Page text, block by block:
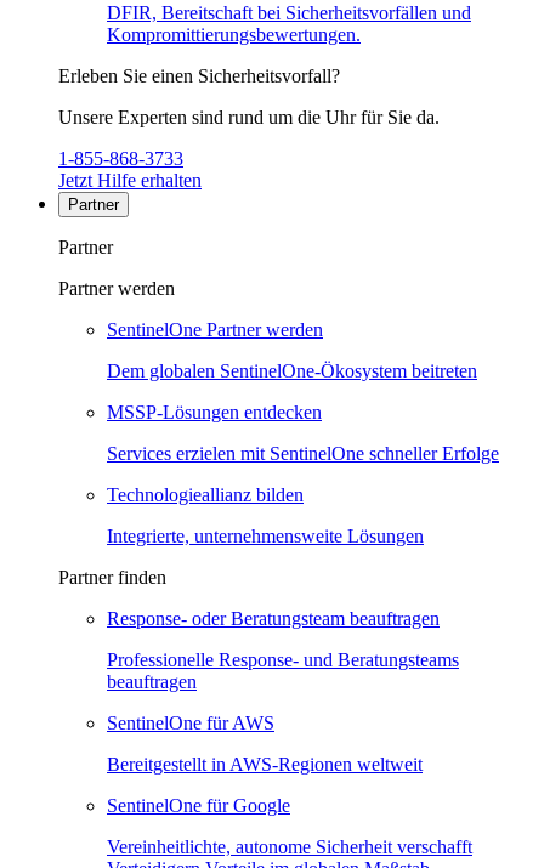
DFIR, Bereitschaft bei Sicherheitsvorfällen und
Kompromittierungsbewertungen.
Erleben Sie einen Sicherheitsvorfall?
Unsere Experten sind rund um die Uhr für Sie da.
1-855-868-3733
Jetzt Hilfe erhalten
Partner
Partner
Partner werden
SentinelOne Partner werden
Dem globalen SentinelOne-Ökosystem beitreten
MSSP-Lösungen entdecken
Services erzielen mit SentinelOne schneller Erfolge
Technologieallianz bilden
Integrierte, unternehmensweite Lösungen
Partner finden
Response- oder Beratungsteam beauftragen
Professionelle Response- und Beratungsteams
beauftragen
SentinelOne für AWS
Bereitgestellt in AWS-Regionen weltweit
SentinelOne für Google
Vereinheitlichte, autonome Sicherheit verschafft